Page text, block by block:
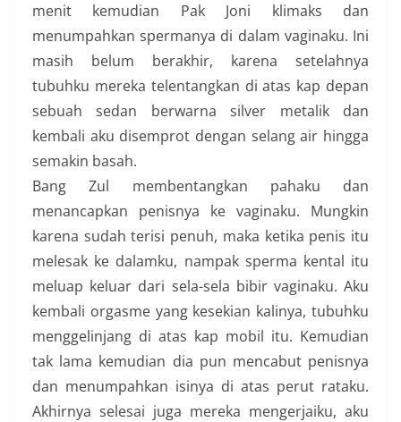
menit kemudian Pak Joni klimaks dan
menumpahkan spermanya di dalam vaginaku. Ini
masih belum berakhir, karena setelahnya
tubuhku mereka telentangkan di atas kap depan
sebuah sedan berwarna silver metalik dan
kembali aku disemprot dengan selang air hingga
semakin basah.
Bang Zul membentangkan pahaku dan
menancapkan penisnya ke vaginaku. Mungkin
karena sudah terisi penuh, maka ketika penis itu
melesak ke dalamku, nampak sperma kental itu
meluap keluar dari sela-sela bibir vaginaku. Aku
kembali orgasme yang kesekian kalinya, tubuhku
menggelinjang di atas kap mobil itu. Kemudian
tak lama kemudian dia pun mencabut penisnya
dan menumpahkan isinya di atas perut rataku.
Akhirnya selesai juga mereka mengerjaiku, aku